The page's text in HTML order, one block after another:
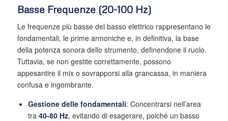
Basse Frequenze (20-100 Hz)
Le frequenze più basse del basso elettrico rappresentano le
fondamentali, le prime armoniche e, in definitiva, la base
della potenza sonora dello strumento, definendone il ruolo.
Tuttavia, se non gestite correttamente, possono
appesantire il mix o sovrapporsi alla grancassa, in maniera
confusa e ingombrante.
Gestione delle fondamentali: Concentrarsi nell’area
tra 40-80 Hz, evitando di esagerare, poiché un basso